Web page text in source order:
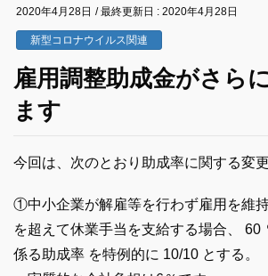
2020年4月28日 / 最終更新日 : 2020年4月28日
新型コロナウイルス関連
雇用調整助成金がさら
ます
今回は、次のとおり助成率に関する変更
①中小企業が解雇等を行わず雇用を維
を超えて休業手当を支給する場合、 60
係る助成率 を特例的に 10/10 とする。